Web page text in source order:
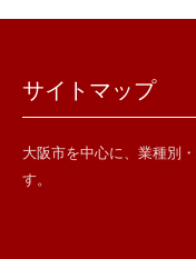
サイトマップ
大阪市を中心に、業種別
す。